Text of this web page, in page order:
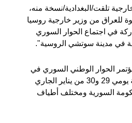
تلقت/البغدادية/نسخة منه،
للعراق من وزير خارجية روسيا
في اجتماع الحوار السوري
في مدينة سوتشي الروسية".
الحوار الوطني السوري في
مدينة سوتشي الروسية يومي 29 و30 من يناير الجاري
السورية ومختلف أطياف